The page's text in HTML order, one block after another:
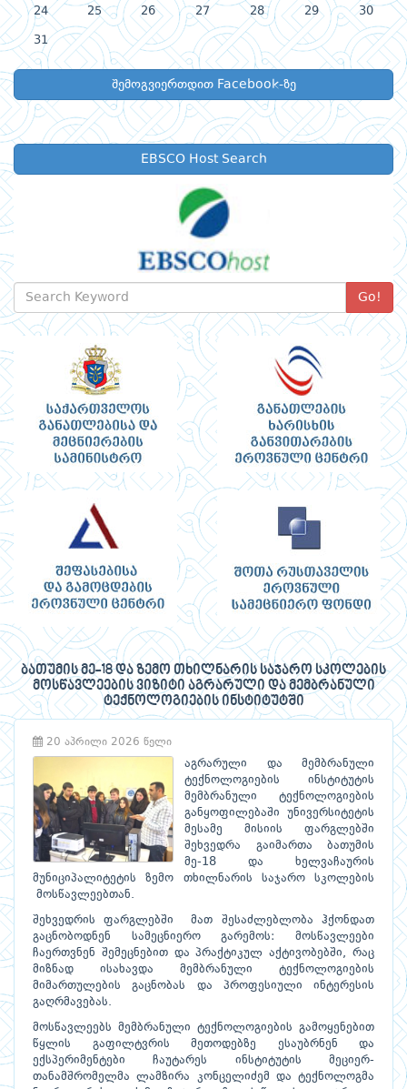
24 25 26 27 28 29 30
31
შემოგვიერთდით Facebook-ზე
EBSCO Host Search
Go!
ბათუმის მე-18 და ზემო თხილნარის საჯარო სკოლების
მოსწავლეების ვიზიტი აგრარული და მემბრანული
ტექნოლოგიების ინსტიტუტში
20 აპრილი 2026 წელი
აგრარული და მემბრანული
ტექნოლოგიების ინსტიტუტის
მემბრანული ტექნოლოგიების
განყოფილებაში უნივერსიტეტის
მესამე მისიის ფარგლებში
შეხვედრა გაიმართა ბათუმის
მე-18 და ხელვაჩაურის
მუნიციპალიტეტის ზემო თხილნარის საჯარო სკოლების
მოსწავლეებთან.
შეხვედრის ფარგლებში მათ შესაძლებლობა ჰქონდათ
გაცნობოდნენ სამეცნიერო გარემოს: მოსწავლეები
ჩაერთვნენ შემეცნებით და პრაქტიკულ აქტივობებში, რაც
მიზნად ისახავდა მემბრანული ტექნოლოგიების
მიმართულების გაცნობას და პროფესიული ინტერესის
გაღრმავებას.
მოსწავლეებს მემბრანული ტექნოლოგიების გამოყენებით
წყლის გაფილტვრის მეთოდებზე ესაუბრნენ და
ექსპერიმენტები ჩაუტარეს ინსტიტუტის მეციერ-
თანამშრომელმა ლამზირა კონცელიძემ და ტექნოლოგმა